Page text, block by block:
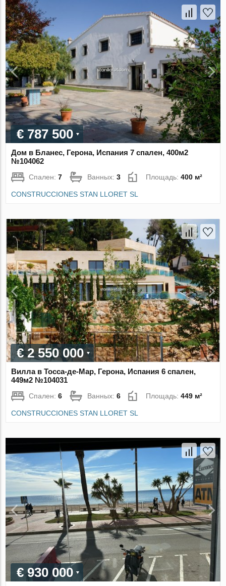
€ 787 500
Дом в Бланес, Герона, Испания 7 спален, 400м2
№104062
Спален:7 Ванных:3 Площадь:400 м²
CONSTRUCCIONES STAN LLORET SL
€ 2 550 000
Вилла в Тосса-де-Мар, Герона, Испания 6 спален,
449м2 №104031
Спален:6 Ванных:6 Площадь:449 м²
CONSTRUCCIONES STAN LLORET SL
€ 930 000